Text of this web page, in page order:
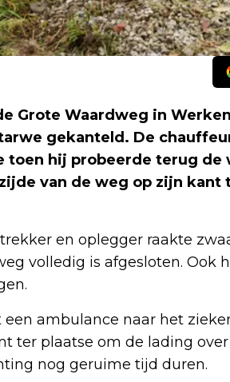
Grote Waardweg in
gekanteld. De
toen hij probeerde terug de
van de weg op zijn
en oplegger raakte
volledig is afgesloten. Ook
ambulance naar het
ter plaatse om de lading
nog geruime tijd duren.